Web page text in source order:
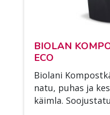
BIO­LAN
ECO
Bio­la­ni
na­tu, pu­has ja
käim­la.